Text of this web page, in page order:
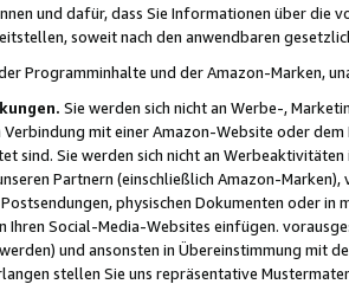
und dafür, dass Sie Informationen über die
soweit nach den anwendbaren
Programminhalte und der Amazon-Marken,
Sie werden sich nicht an Werbe-,
Verbindung mit einer Amazon-Website oder
sind. Sie werden sich nicht an
Partnern (einschließlich Amazon-
physischen Dokumenten oder in
Ihren Social-Media-Websites einfügen.
und ansonsten in Übereinstimmung mit
stellen Sie uns repräsentative